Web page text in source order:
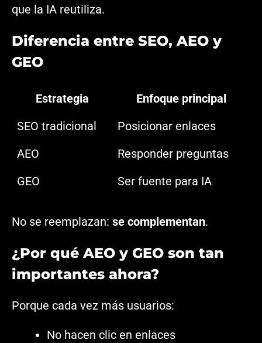
que la IA reutiliza.
Diferencia entre SEO, AEO y
GEO
Estrategia
Enfoque principal
SEO tradicional
Posicionar enlaces
AEO
Responder preguntas
GEO
Ser fuente para IA
No se reemplazan: se complementan.
¿Por qué AEO y GEO son tan
importantes ahora?
Porque cada vez más usuarios:
No hacen clic en enlaces